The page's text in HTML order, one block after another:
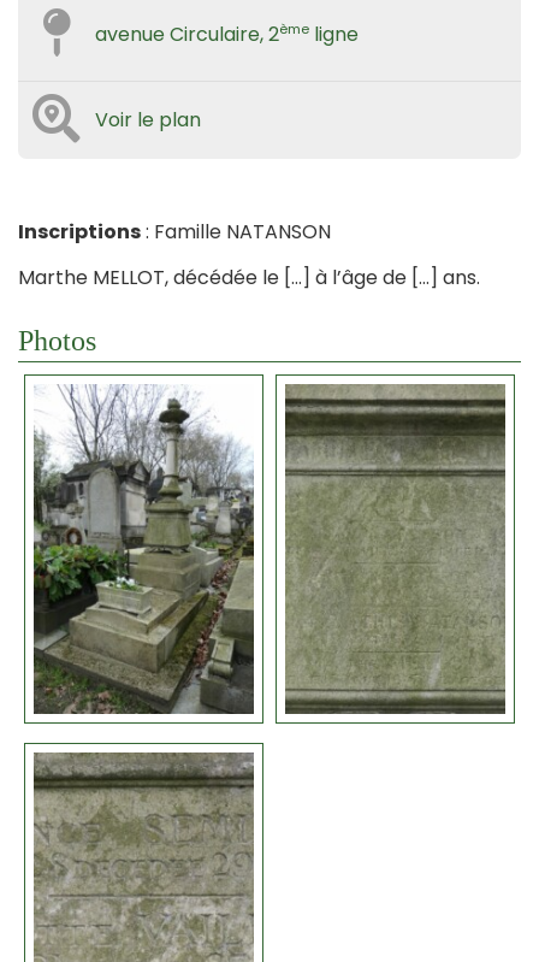
avenue Circulaire, 2ème ligne
Voir le plan
Inscriptions: Famille NATANSON
Marthe MELLOT, décédée le […] à l’âge de […] ans.
Photos